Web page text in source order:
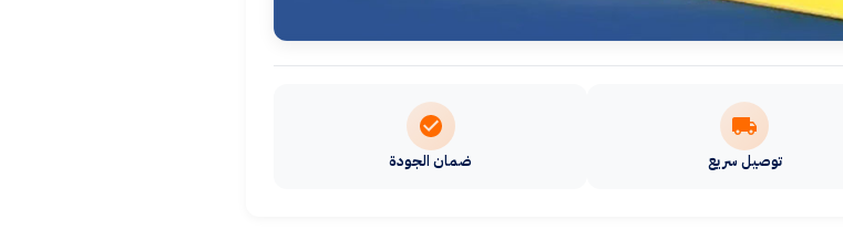
توصيل سريع ضمان الجودة